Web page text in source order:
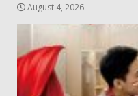
August 4, 2026